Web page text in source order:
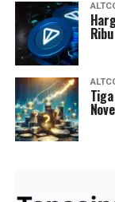
Ribu